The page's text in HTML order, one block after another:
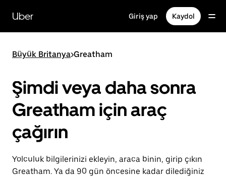
içeriğe
gidinUber Giriş yap Kaydol
Büyük Britanya>Greatham
Şimdi veya daha sonra
Greatham için araç
çağırın
Yolculuk bilgilerinizi ekleyin, araca binin, girip çıkın
Greatham. Ya da 90 gün öncesine kadar dilediğiniz